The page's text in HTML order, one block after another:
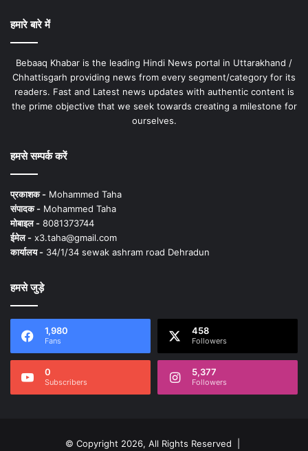
हमारे बारे में
Bebaaq Khabar is the leading Hindi News portal in Uttarakhand /
Chhattisgarh providing news from every segment/category for its
readers. Fast and Latest news updates with authentic content is
the prime objective that we seek towards creating a milestone for
ourselves.
हमसे सम्पर्क करें
प्रकाशक - Mohammed Taha
संपादक - Mohammed Taha
मोबाइल - 8081373744
ईमेल - x3.taha@gmail.com
कार्यालय - 34/1/34 sewak ashram road Dehradun
हमसे जुड़े
1,980
Fans
458
Followers
0
Subscribers
5,377
Followers
© Copyright 2026, All Rights Reserved |